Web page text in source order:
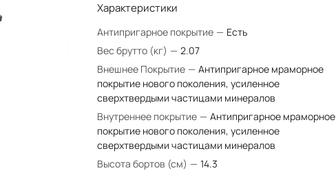
Характеристики
Антипригарное покрытие — Есть
Вес брутто (кг) — 2.07
Внешнее Покрытие — Антипригарное мраморное
покрытие нового поколения, усиленное
сверхтвердыми частицами минералов
Внутреннее покрытие — Антипригарное мраморное
покрытие нового поколения, усиленное
сверхтвердыми частицами минералов
Высота бортов (см) — 14.3